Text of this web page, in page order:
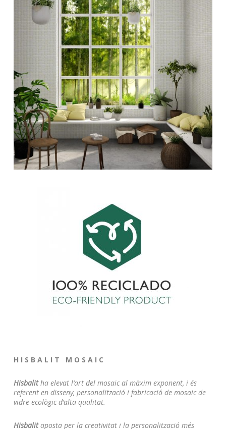
H I S B A L I T M O S A I C
Hisbalit ha elevat l’art del mosaic al màxim exponent, i és
referent en disseny, personalització i fabricació de mosaic de
vidre ecològic d’alta qualitat.
Hisbalit aposta per la creativitat i la personalització més